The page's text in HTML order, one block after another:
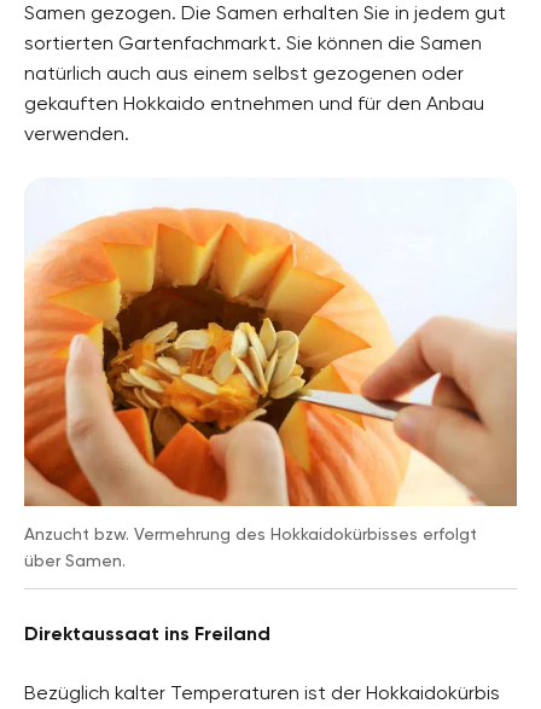
Samen gezogen. Die Samen erhalten Sie in jedem gut
sortierten Gartenfachmarkt. Sie können die Samen
natürlich auch aus einem selbst gezogenen oder
gekauften Hokkaido entnehmen und für den Anbau
verwenden.
Anzucht bzw. Vermehrung des Hokkaidokürbisses erfolgt
über Samen.
Direktaussaat ins Freiland
Bezüglich kalter Temperaturen ist der Hokkaidokürbis